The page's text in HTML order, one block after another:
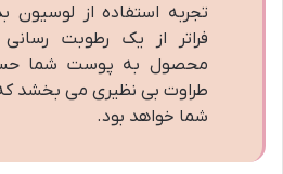
تجربه استفاده از لوسیون
فراتر از یک رطوبت
محصول به پوست شما حس
طراوت بی نظیری می بخشد
شما خواهد بود.